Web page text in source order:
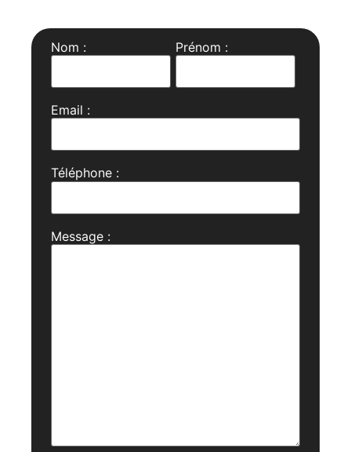
Nom : Prénom :
Email :
Téléphone :
Message :